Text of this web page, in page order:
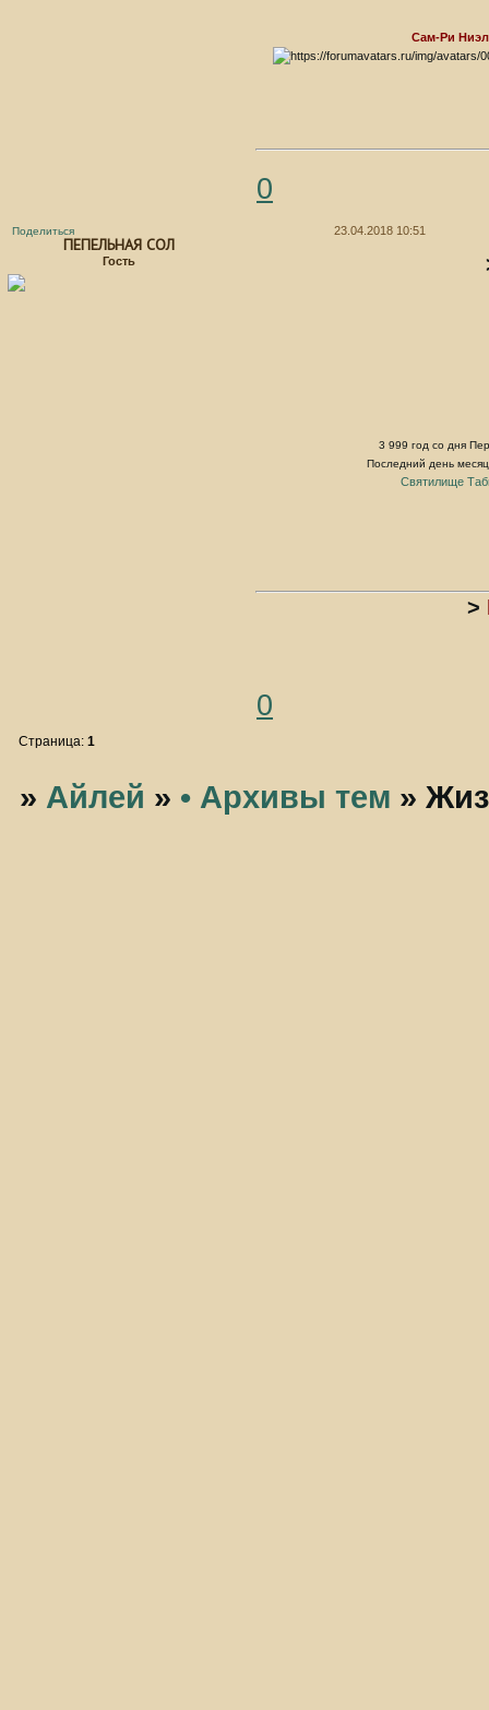
Сам-Ри
0
Поделиться 23.04.2018 10:51
ПЕПЕЛЬНАЯ СОЛ
Гость
3 999 год со дня
Последний день
Святилище
>
0
Страница:1
» Айлей » • Архивы тем »